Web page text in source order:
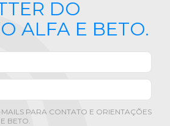
DO
ALFA E BETO.
PARA CONTATO E ORIENTAÇÕES
BETO.